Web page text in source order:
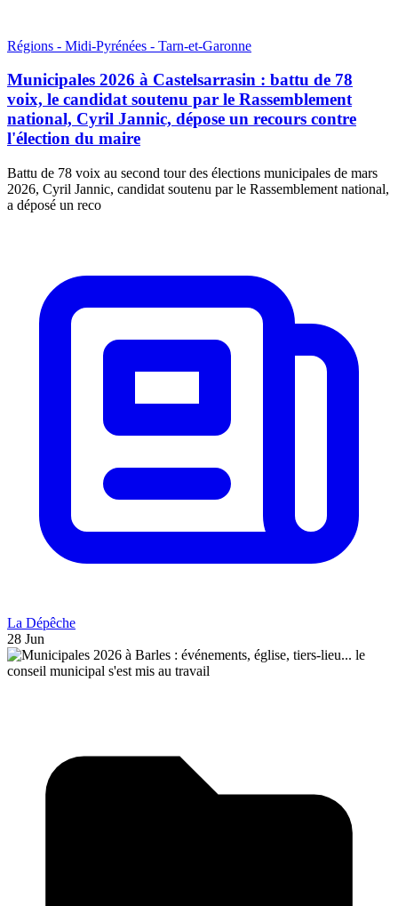
Régions - Midi-Pyrénées - Tarn-et-Garonne
Municipales 2026 à Castelsarrasin : battu de 78
voix, le candidat soutenu par le Rassemblement
national, Cyril Jannic, dépose un recours contre
l'élection du maire
Battu de 78 voix au second tour des élections municipales de mars
2026, Cyril Jannic, candidat soutenu par le Rassemblement national,
a déposé un reco
La Dépêche
28 Jun